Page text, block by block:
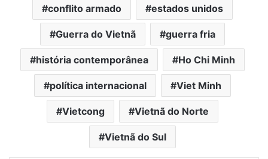
conflito armado estados unidos
Guerra do Vietnã guerra fria
história contemporânea Ho Chi Minh
política internacional Viet Minh
Vietcong Vietnã do Norte
Vietnã do Sul